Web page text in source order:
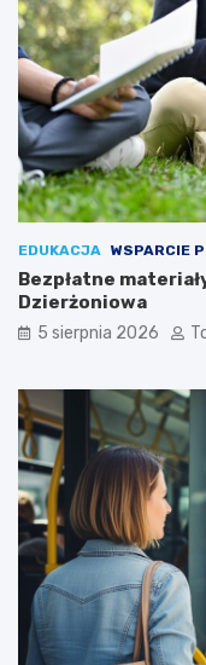
EDUKACJA WSPARCIE
Bezpłatne
Dzierżoniowa
5 sierpnia 2026